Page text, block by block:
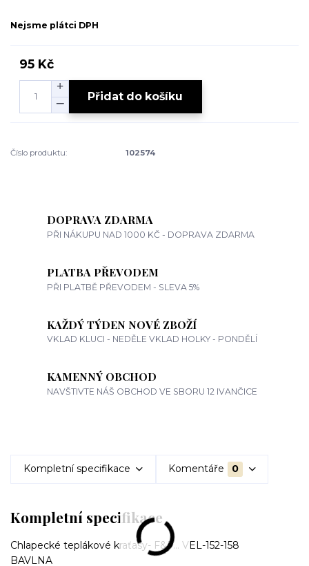
Nejsme plátci DPH
95 Kč
Přidat do košíku
Číslo produktu: 102574
DOPRAVA ZDARMA
PŘI NÁKUPU NAD 1000 KČ - DOPRAVA ZDARMA
PLATBA PŘEVODEM
PŘI PLATBĚ PŘEVODEM - SLEVA 5%
KAŽDÝ TÝDEN NOVÉ ZBOŽÍ
VKLAD KLUCI - NEDĚLE VKLAD HOLKY - PONDĚLÍ
KAMENNÝ OBCHOD
NAVŠTIVTE NÁŠ OBCHOD VE SBORU 12 IVANČICE
Kompletní specifikace Komentáře 0
Kompletní specifikace
Chlapecké teplákové kraťasy- F&F... VEL-152-158
BAVLNA